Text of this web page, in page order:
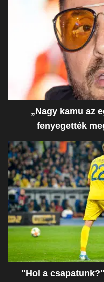
„Nagy kamu az
fenyegették
"Hol a